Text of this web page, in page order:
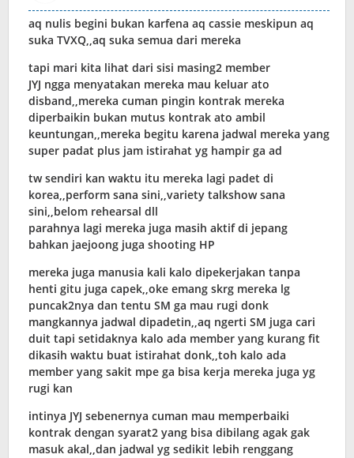
aq nulis begini bukan karfena aq cassie meskipun aq
suka TVXQ,,aq suka semua dari mereka
tapi mari kita lihat dari sisi masing2 member
JYJ ngga menyatakan mereka mau keluar ato
disband,,mereka cuman pingin kontrak mereka
diperbaikin bukan mutus kontrak ato ambil
keuntungan,,mereka begitu karena jadwal mereka yang
super padat plus jam istirahat yg hampir ga ad
tw sendiri kan waktu itu mereka lagi padet di
korea,,perform sana sini,,variety talkshow sana
sini,,belom rehearsal dll
parahnya lagi mereka juga masih aktif di jepang
bahkan jaejoong juga shooting HP
mereka juga manusia kali kalo dipekerjakan tanpa
henti gitu juga capek,,oke emang skrg mereka lg
puncak2nya dan tentu SM ga mau rugi donk
mangkannya jadwal dipadetin,,aq ngerti SM juga cari
duit tapi setidaknya kalo ada member yang kurang fit
dikasih waktu buat istirahat donk,,toh kalo ada
member yang sakit mpe ga bisa kerja mereka juga yg
rugi kan
intinya JYJ sebenernya cuman mau memperbaiki
kontrak dengan syarat2 yang bisa dibilang agak gak
masuk akal,,dan jadwal yg sedikit lebih renggang